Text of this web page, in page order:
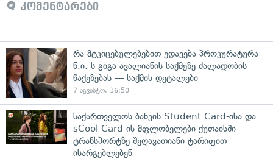
კომენტარები
რა მტკიცებულებებით ედავება პროკურატურა
ნ.ი.-ს გიგა ავალიანის საქმეზე ძალადობის
წაქეზებას — საქმის დეტალები
7 აგვისტო, 16:50
საქართველოს ბანკის Student Card-ისა და
sCool Card-ის მფლობელები ქუთაისში
ტრანსპორტზე შეღავათიანი ტარიფით
ისარგებლებენ